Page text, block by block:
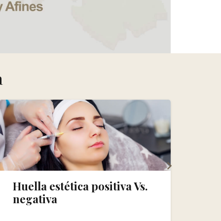
Medicina Estética para el
tratamiento de la celulitis